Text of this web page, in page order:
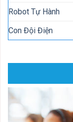
Robot Tự Hành
Con Đội Điện